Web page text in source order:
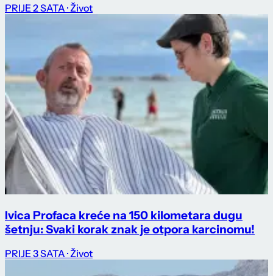
PRIJE 2 SATA · Život
Ivica Profaca kreće na 150 kilometara dugu
šetnju: Svaki korak znak je otpora karcinomu!
PRIJE 3 SATA · Život